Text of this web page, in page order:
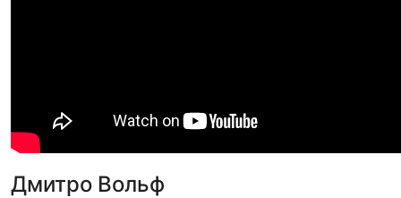
Дмитро Вольф